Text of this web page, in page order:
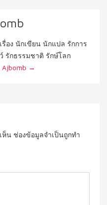
รื่อง นักเขียน นักแปล รักการ
รักธรรมชาติ รักษ์โลก
→
ห็น ช่องข้อมูลจำเป็นถูกทำ